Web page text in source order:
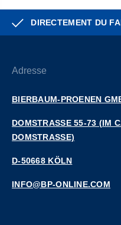
DIRECTEMENT DU
Adresse
BIERBAUM-PROENEN
DOMSTRASSE 55-73 (IM
OMSTRASSE)
D-50668 KÖLN
INFO@BP-ONLINE.COM